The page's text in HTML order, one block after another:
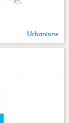
Urbanisme